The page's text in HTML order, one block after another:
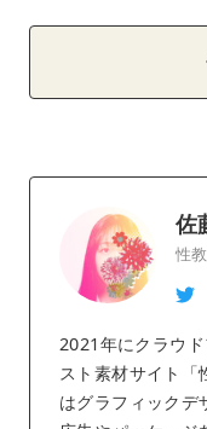
佐
性
2021年にクラウ
スト素材サイト「
はグラフィックデ